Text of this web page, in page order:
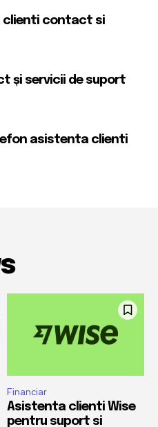
clienti contact si
și servicii de suport
asistenta clienti
Financiar
Asistenta clienti Wise
pentru suport si